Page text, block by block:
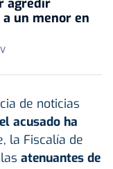
un menor en
de noticias
el acusado ha
la Fiscalía de
atenuantes de